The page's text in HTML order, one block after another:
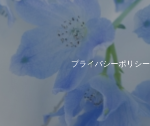
プライバシーポリシー